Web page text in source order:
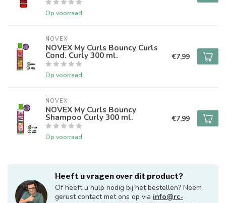
Op voorraad
NOVEX
NOVEX My Curls Bouncy Curls
Cond. Curly 300 ml.
Op voorraad
€7,99
NOVEX
NOVEX My Curls Bouncy
Shampoo Curly 300 ml.
Op voorraad
€7,99
Heeft u vragen over dit product?
Of heeft u hulp nodig bij het bestellen? Neem
gerust contact met ons op via info@rc-